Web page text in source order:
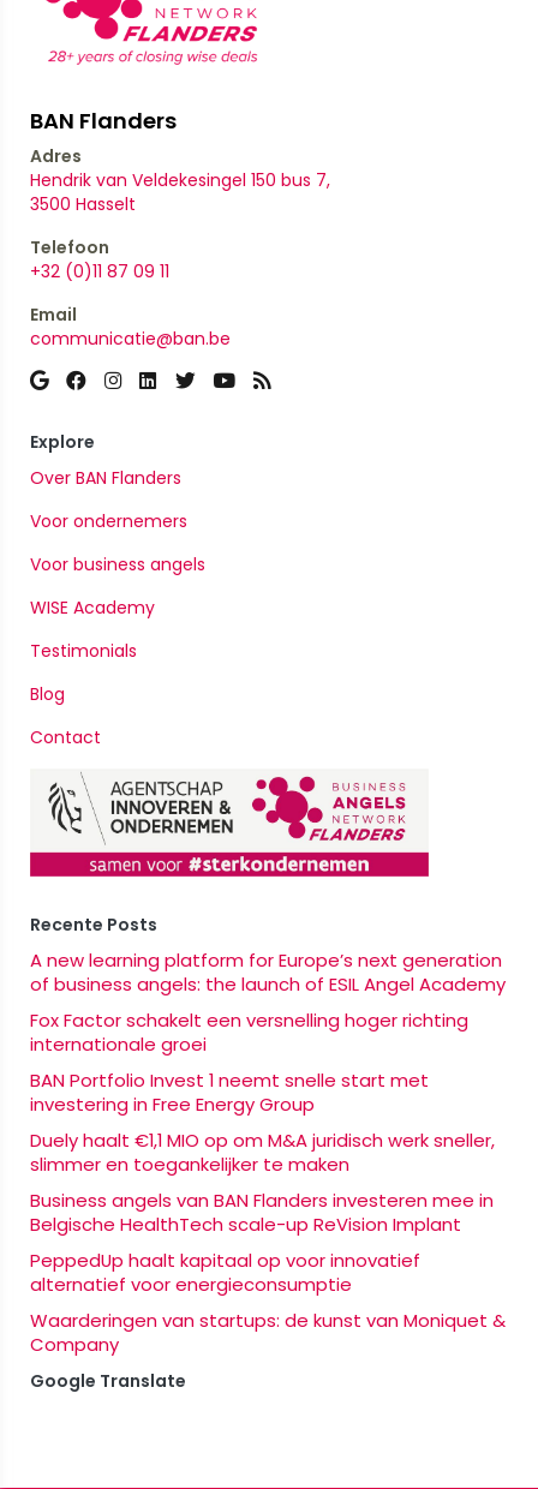
BAN Flanders
Adres
Hendrik van Veldekesingel 150 bus 7,
​​​​​​​3500 Hasselt
Telefoon
+32 (0)11 87 09 11
Email
communicatie@ban.be
Explore
Over BAN Flanders
Voor ondernemers
Voor business angels
WISE Academy
Testimonials
Blog
Contact
Recente Posts
A new learning platform for Europe’s next generation
of business angels: the launch of ESIL Angel Academy
Fox Factor schakelt een versnelling hoger richting
internationale groei
BAN Portfolio Invest 1 neemt snelle start met
investering in Free Energy Group
Duely haalt €1,1 MIO op om M&A juridisch werk sneller,
slimmer en toegankelijker te maken
Business angels van BAN Flanders investeren mee in
Belgische HealthTech scale-up ReVision Implant
PeppedUp haalt kapitaal op voor innovatief
alternatief voor energieconsumptie
Waarderingen van startups: de kunst van Moniquet &
Company
Google Translate